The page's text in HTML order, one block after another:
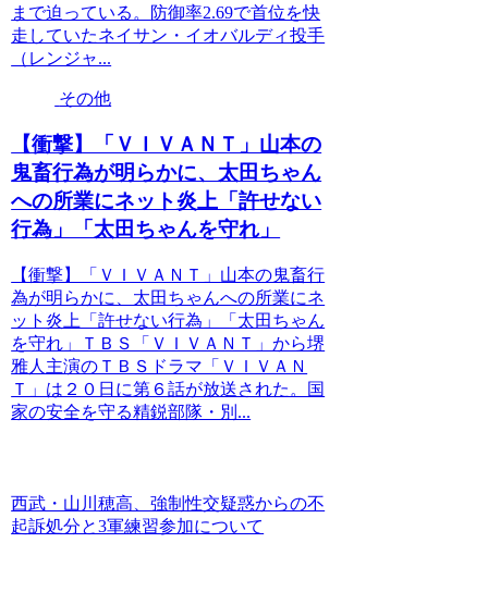
まで迫っている。防御率2.69で首位を快
走していたネイサン・イオバルディ投手
（レンジャ...
その他
【衝撃】「ＶＩＶＡＮＴ」山本の
鬼畜行為が明らかに、太田ちゃん
への所業にネット炎上「許せない
行為」「太田ちゃんを守れ」
【衝撃】「ＶＩＶＡＮＴ」山本の鬼畜行
為が明らかに、太田ちゃんへの所業にネ
ット炎上「許せない行為」「太田ちゃん
を守れ」ＴＢＳ「ＶＩＶＡＮＴ」から堺
雅人主演のＴＢＳドラマ「ＶＩＶＡＮ
Ｔ」は２０日に第６話が放送された。国
家の安全を守る精鋭部隊・別...
西武・山川穂高、強制性交疑惑からの不
起訴処分と3軍練習参加について